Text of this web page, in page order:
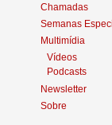
Chamadas
Semanas
Multimídia
Vídeos
Podcasts
Newsletter
Sobre